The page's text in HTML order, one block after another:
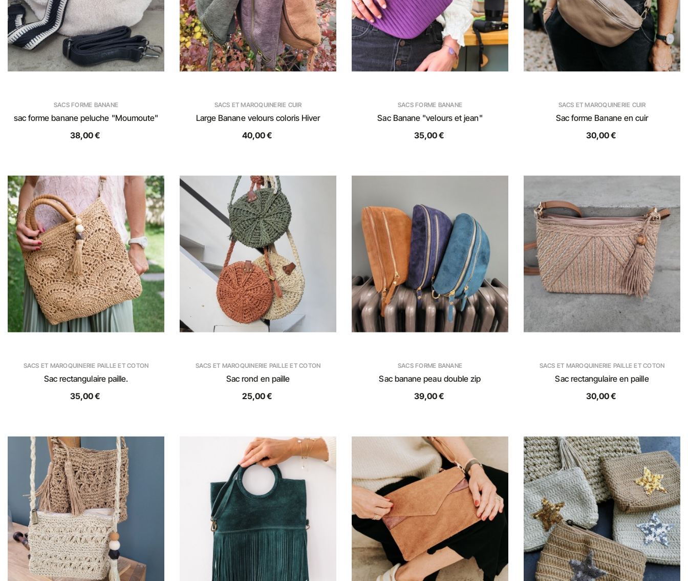
SACS FORME BANANE
sac forme banane peluche "Moumoute"
38,00 €
SACS ET MAROQUINERIE CUIR
Large Banane velours coloris Hiver
40,00 €
SACS FORME BANANE
Sac Banane "velours et jean"
35,00 €
SACS ET MAROQUINERIE CUIR
Sac forme Banane en cuir
30,00 €
SACS ET MAROQUINERIE PAILLE ET COTON
Sac rectangulaire paille.
35,00 €
SACS ET MAROQUINERIE PAILLE ET COTON
Sac rond en paille
25,00 €
SACS FORME BANANE
Sac banane peau double zip
39,00 €
SACS ET MAROQUINERIE PAILLE ET COTON
Sac rectangulaire en paille
30,00 €